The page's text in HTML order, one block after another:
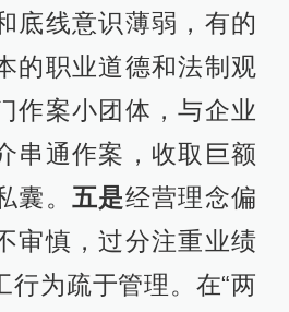
底线意识薄弱，有的
的职业道德和法制观
作案小团体，与企业
串通作案，收取巨额
囊。五是经营理念偏
审慎，过分注重业绩
行为疏于管理。在“两